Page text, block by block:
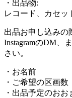
・出品物:
レコード、カセッ
出品お申し込みの
InstagramのDM、
さい。
・お名前
・ご希望の区画数
・出品予定のお